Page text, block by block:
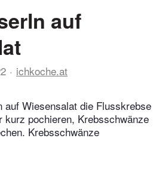
auf
ichkoche.at
auf Wiesensalat die Flusskrebse
kurz pochieren, Krebsschwänze
Krebsschwänze